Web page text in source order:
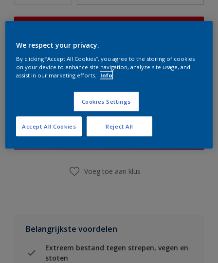
er hard aan om de voorraad aan te vullen.
Boodschappenlijst
Vind een winkel
Voeg toe aan klus
Belangrijkste voordelen
Extreem bestand tegen strepen, vegen en
stoten
We respect your privacy.
By clicking “Accept All Cookies”, you agree to the storing of cookies
on your device to enhance site navigation, analyze site usage, and
assist in our marketing efforts.
Info
Cookies Settings
Reject All
Accept All Cookies